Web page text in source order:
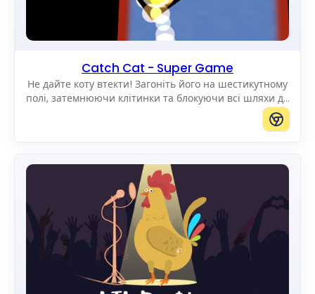
Catch Cat - Super Game
Не дайте коту втекти! Загоніть його на шестикутному
полі, затемнюючи клітинки та блокуючи всі шляхи до